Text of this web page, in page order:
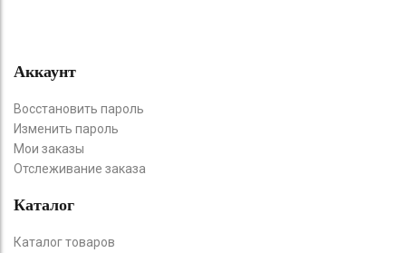
Аккаунт
Восстановить пароль
Изменить пароль
Мои заказы
Отслеживание заказа
Каталог
Каталог товаров